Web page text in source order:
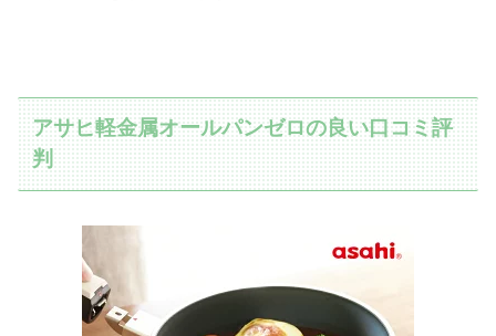
アサヒ軽金属オールパンゼロの良い口コミ評
判